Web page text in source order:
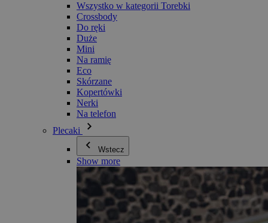
Wszystko w kategorii Torebki
Crossbody
Do ręki
Duże
Mini
Na ramię
Eco
Skórzane
Kopertówki
Nerki
Na telefon
Plecaki
Wstecz
Show more